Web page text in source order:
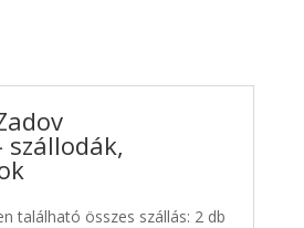
szállodák,
található összes szállás: 2 db